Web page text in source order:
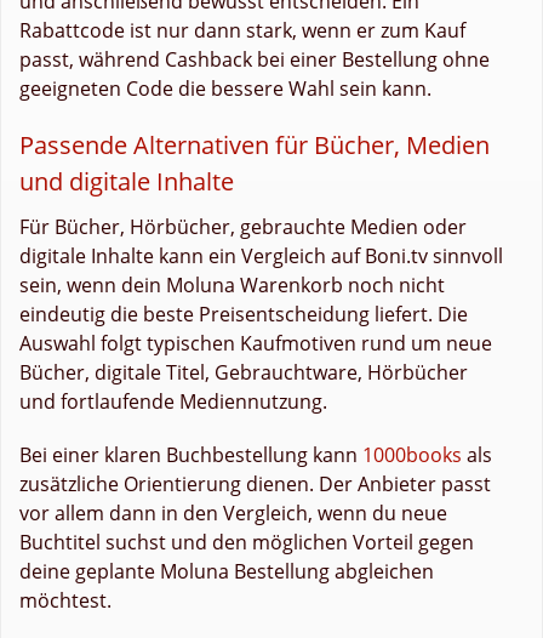
Rabattcode ist nur dann stark, wenn er zum Kauf
passt, während Cashback bei einer Bestellung ohne
geeigneten Code die bessere Wahl sein kann.
Passende Alternativen für Bücher, Medien
und digitale Inhalte
Für Bücher, Hörbücher, gebrauchte Medien oder
digitale Inhalte kann ein Vergleich auf Boni.tv sinnvoll
sein, wenn dein Moluna Warenkorb noch nicht
eindeutig die beste Preisentscheidung liefert. Die
Auswahl folgt typischen Kaufmotiven rund um neue
Bücher, digitale Titel, Gebrauchtware, Hörbücher
und fortlaufende Mediennutzung.
Bei einer klaren Buchbestellung kann 1000books als
zusätzliche Orientierung dienen. Der Anbieter passt
vor allem dann in den Vergleich, wenn du neue
Buchtitel suchst und den möglichen Vorteil gegen
deine geplante Moluna Bestellung abgleichen
möchtest.